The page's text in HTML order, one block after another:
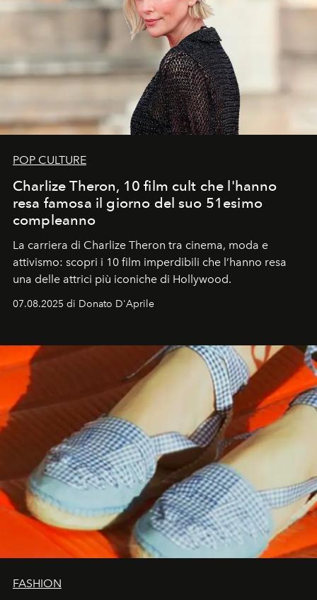
POP CULTURE
Charlize Theron, 10 film cult che l'hanno
resa famosa il giorno del suo 51esimo
compleanno
La carriera di Charlize Theron tra cinema, moda e
attivismo: scopri i 10 film imperdibili che l’hanno resa
una delle attrici più iconiche di Hollywood.
07.08.2025 di Donato D'Aprile
FASHION